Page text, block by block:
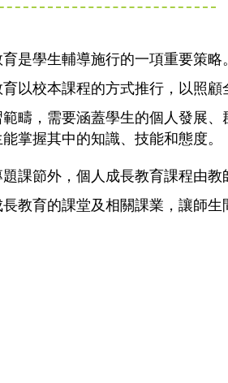
是學生輔導施行的一項重要策略
以校本課程的方式推行，以照
疇，需要涵蓋學生的個人發展
掌握其中的知識、技能和態度。
題課節外，個人成長教育課程由
教育的課堂及相關課業，讓師